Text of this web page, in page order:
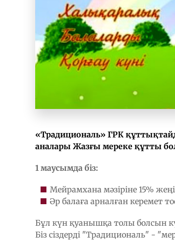
«Традициональ» ГРК
аналары Жазғы мереке құтты
1 маусымда біз:
Мейрамхана мәзіріне 15%
Әр балаға арналған керемет
Бұл күн қуанышқа толы болсын
Біз сіздерді "Традициональ" -